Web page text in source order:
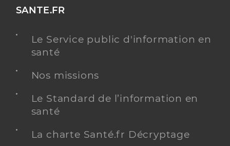
SANTE.FR
Le Service public d'information en
santé
Nos missions
Le Standard de l’information en
santé
La charte Santé.fr Décryptage